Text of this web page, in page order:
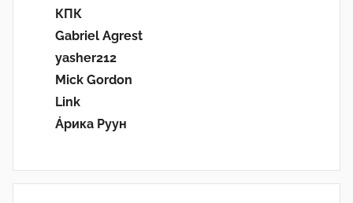
КПК
Gabriel Agrest
yasher212
Mick Gordon
Link
Áрика Руун